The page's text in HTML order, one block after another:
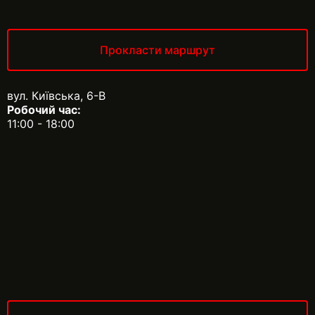
Прокласти маршрут
вул. Київська, 6-В
Робочий час:
11:00 - 18:00